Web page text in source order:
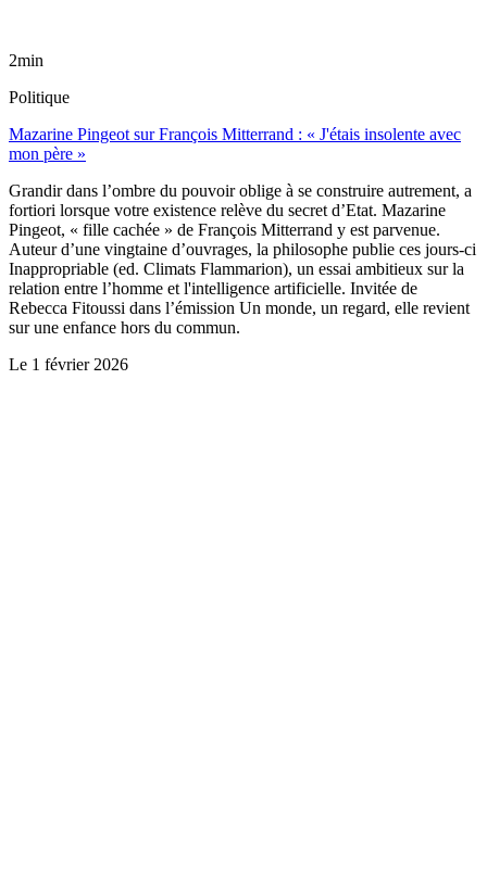
2min
Politique
Mazarine Pingeot sur François Mitterrand : « J'étais insolente avec
mon père »
Grandir dans l’ombre du pouvoir oblige à se construire autrement, a
fortiori lorsque votre existence relève du secret d’Etat. Mazarine
Pingeot, « fille cachée » de François Mitterrand y est parvenue.
Auteur d’une vingtaine d’ouvrages, la philosophe publie ces jours-ci
Inappropriable (ed. Climats Flammarion), un essai ambitieux sur la
relation entre l’homme et l'intelligence artificielle. Invitée de
Rebecca Fitoussi dans l’émission Un monde, un regard, elle revient
sur une enfance hors du commun.
Le 1 février 2026